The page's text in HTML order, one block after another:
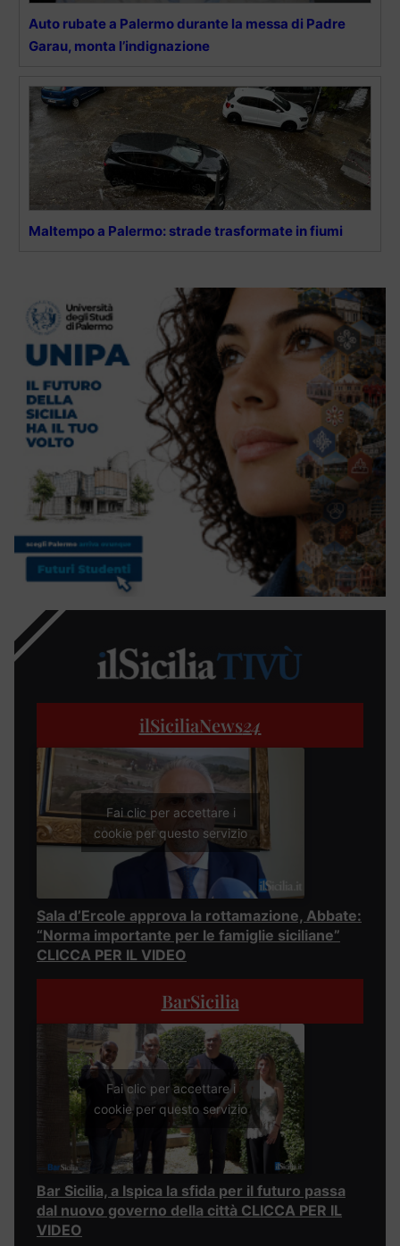
Auto rubate a Palermo durante la messa di Padre
Garau, monta l’indignazione
Maltempo a Palermo: strade trasformate in fiumi
ilSiciliaNews24
Fai clic per accettare i
cookie per questo servizio
Sala d’Ercole approva la rottamazione, Abbate:
“Norma importante per le famiglie siciliane”
CLICCA PER IL VIDEO
BarSicilia
Fai clic per accettare i
cookie per questo servizio
Bar Sicilia, a Ispica la sfida per il futuro passa
dal nuovo governo della città CLICCA PER IL
VIDEO